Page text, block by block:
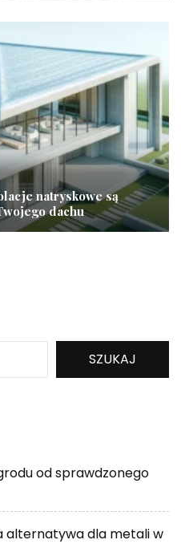
natryskowe są
dachu
SZUKAJ
od sprawdzonego
alternatywa dla metali w